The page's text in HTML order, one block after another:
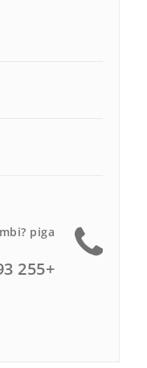
piga.
+255 693 036 618